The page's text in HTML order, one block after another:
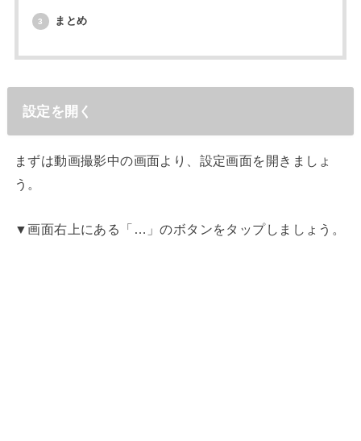
3 まとめ
設定を開く
まずは動画撮影中の画面より、設定画面を開きましょ
う。
▼画面右上にある「…」のボタンをタップしましょう。